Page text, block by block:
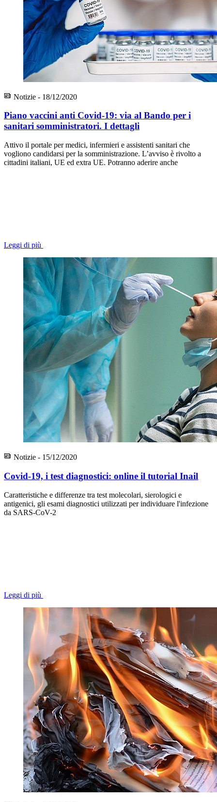
Notizie - 18/12/2020
Piano vaccini anti Covid-19: via al Bando per i
sanitari somministratori. I dettagli
Attivo il portale per medici, infermieri e assistenti sanitari che
vogliono candidarsi per la somministrazione. L’avviso è rivolto a
cittadini italiani, UE ed extra UE. Potranno aderire anche
Leggi di più
Notizie - 15/12/2020
Covid-19, i test diagnostici: online il tutorial Inail
Caratteristiche e differenze tra test molecolari, sierologici e
antigenici, gli esami diagnostici utilizzati per individuare l'infezione
da SARS-CoV-2
Leggi di più